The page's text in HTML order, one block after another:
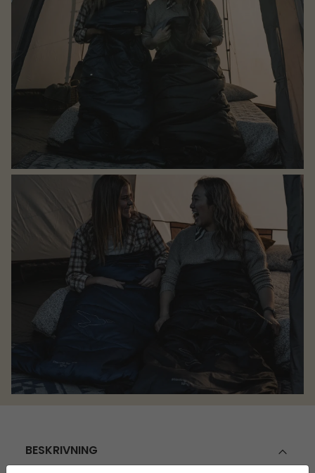
BESKRIVNING